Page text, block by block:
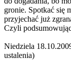
gronie. Spotkać się
przyjechać już
Czyli
Niedziela
ustalenia)